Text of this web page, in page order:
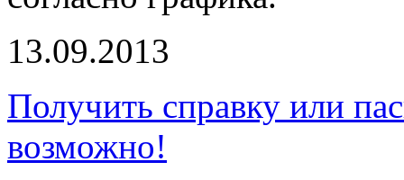
13.09.2013
Получить справку или
возможно!